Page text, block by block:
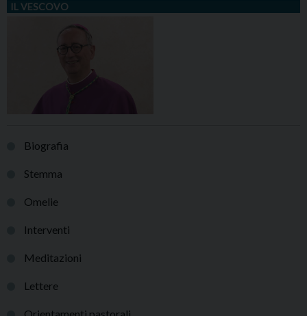
IL VESCOVO
Biografia
Stemma
Omelie
Interventi
Meditazioni
Lettere
Orientamenti pastorali